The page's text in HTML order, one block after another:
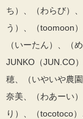
ち）、（わらび）
う）、（toomoon
（いーたん）、（
JUNKO（JUN.CO
穂、（いやいや農
奈美、（わあーい
り）、（tocotoco